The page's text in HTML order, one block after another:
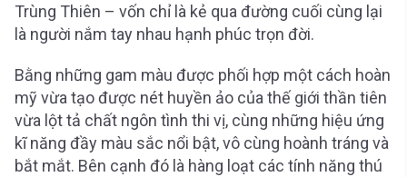
Trùng Thiên – vốn chỉ là kẻ qua đường cuối cùng lại
là người nắm tay nhau hạnh phúc trọn đời.
Bằng những gam màu được phối hợp một cách hoàn
mỹ vừa tạo được nét huyền ảo của thế giới thần tiên
vừa lột tả chất ngôn tình thi vị, cùng những hiệu ứng
kĩ năng đầy màu sắc nổi bật, vô cùng hoành tráng và
bắt mắt. Bên cạnh đó là hàng loạt các tính năng thú